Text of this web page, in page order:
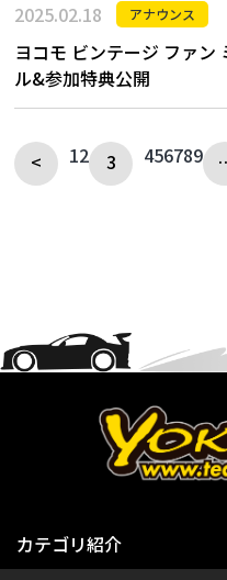
2025.02.18 アナウンス
ヨコモ ビンテージ ファン
ル&参加特典公開
< 12 3 456789
カテゴリ紹介